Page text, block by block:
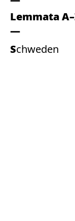
Lemmata
Schweden